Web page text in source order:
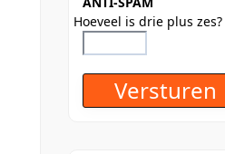
Hoeveel is drie plus